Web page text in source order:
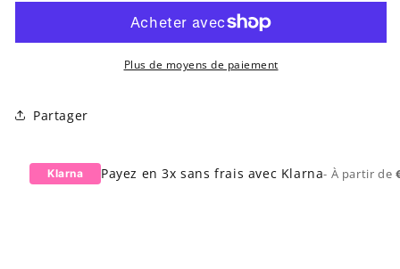
amer
Vernis
amer
ongles
Plus de moyens de paiement
Partager
Klarna Payez en 3x sans frais avec Klarna- À partir de